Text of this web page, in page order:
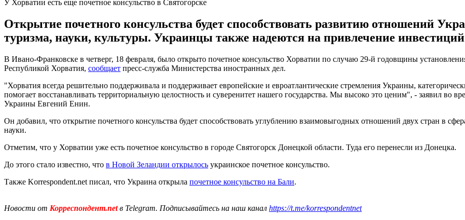
У Хорватии есть еще почетное консульство в Святогорске
Открытие почетного консульства будет способствовать развитию отношений
туризма, науки, культуры. Украинцы также надеются на привлечение
В Ивано-Франковске в четверг, 18 февраля, было открыто почетное консульство Хорватии по случаю 29-й годовщины
Республикой Хорватия, сообщает пресс-служба Министерства иностранных дел.
"Хорватия всегда решительно поддерживала и поддерживает европейские и евроатлантические стремления Украины,
помогает восстанавливать территориальную целостность и суверенитет нашего государства. Мы высоко это ценим", - заявил во
Украины Евгений Енин.
Он добавил, что открытие почетного консульства будет способствовать углублению взаимовыгодных отношений двух стран в
науки.
Отметим, что у Хорватии уже есть почетное консульство в городе Святогорск Донецкой области. Туда его перенесли из Донецка.
До этого стало известно, что в Новой Зеландии открылось украинское почетное консульство.
Также Korrespondent.net писал, что Украина открыла почетное консульство на Бали.
Новости от Корреспондент.netв Telegram. Подписывайтесь на наш канал https://t.me/korrespondentnet